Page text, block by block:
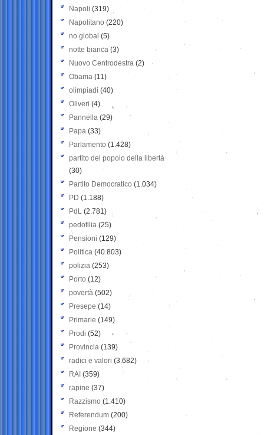
Napoli (319)
Napolitano (220)
no global (5)
notte bianca (3)
Nuovo Centrodestra (2)
Obama (11)
olimpiadi (40)
Oliveri (4)
Pannella (29)
Papa (33)
Parlamento (1.428)
partito del popolo della libertà
(30)
Partito Democratico (1.034)
PD (1.188)
PdL (2.781)
pedofilia (25)
Pensioni (129)
Politica (40.803)
polizia (253)
Porto (12)
povertà (502)
Presepe (14)
Primarie (149)
Prodi (52)
Provincia (139)
radici e valori (3.682)
RAI (359)
rapine (37)
Razzismo (1.410)
Referendum (200)
Regione (344)